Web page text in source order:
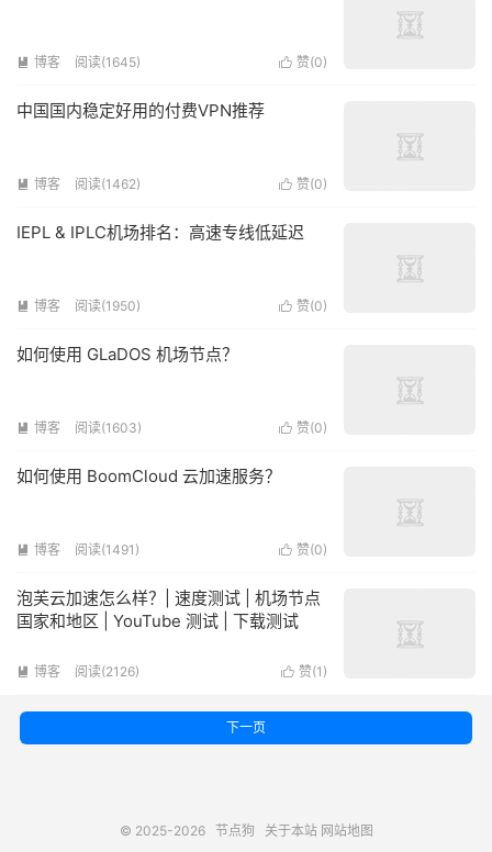
 赞(0)
 博客 阅读(1645)
中国国内稳定好用的付费VPN推荐
 赞(0)
 博客 阅读(1462)
IEPL & IPLC机场排名：高速专线低延迟
 赞(0)
 博客 阅读(1950)
如何使用 GLaDOS 机场节点？
 赞(0)
 博客 阅读(1603)
如何使用 BoomCloud 云加速服务？
 赞(0)
 博客 阅读(1491)
泡芙云加速怎么样？| 速度测试 | 机场节点
国家和地区 | YouTube 测试 | 下载测试
 赞(1 )
 博客 阅读(2126)
下一页
© 2025-2026 节点狗 关于本站 网站地图